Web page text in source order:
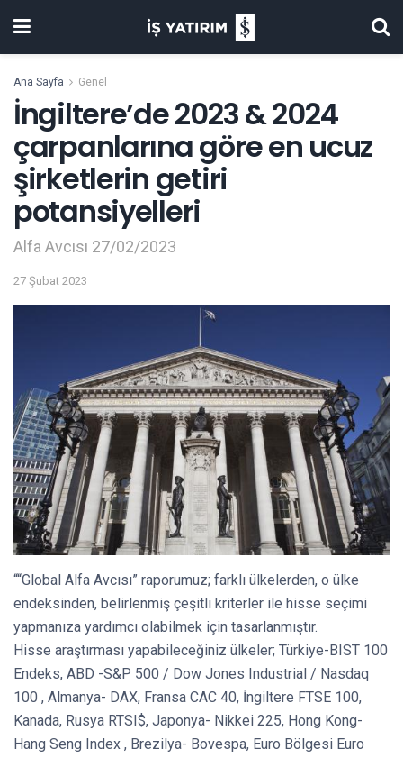
Ana Sayfa Genel
İngiltere’de 2023 & 2024
çarpanlarına göre en ucuz
şirketlerin getiri
potansiyelleri
Alfa Avcısı 27/02/2023
27 Şubat 2023
““Global Alfa Avcısı” raporumuz; farklı ülkelerden, o ülke
endeksinden, belirlenmiş çeşitli kriterler ile hisse seçimi
yapmanıza yardımcı olabilmek için tasarlanmıştır.
Hisse araştırması yapabileceğiniz ülkeler; Türkiye-BIST 100
Endeks, ABD -S&P 500 / Dow Jones Industrial / Nasdaq
100 , Almanya- DAX, Fransa CAC 40, İngiltere FTSE 100,
Kanada, Rusya RTSI$, Japonya- Nikkei 225, Hong Kong-
Hang Seng Index , Brezilya- Bovespa, Euro Bölgesi Euro